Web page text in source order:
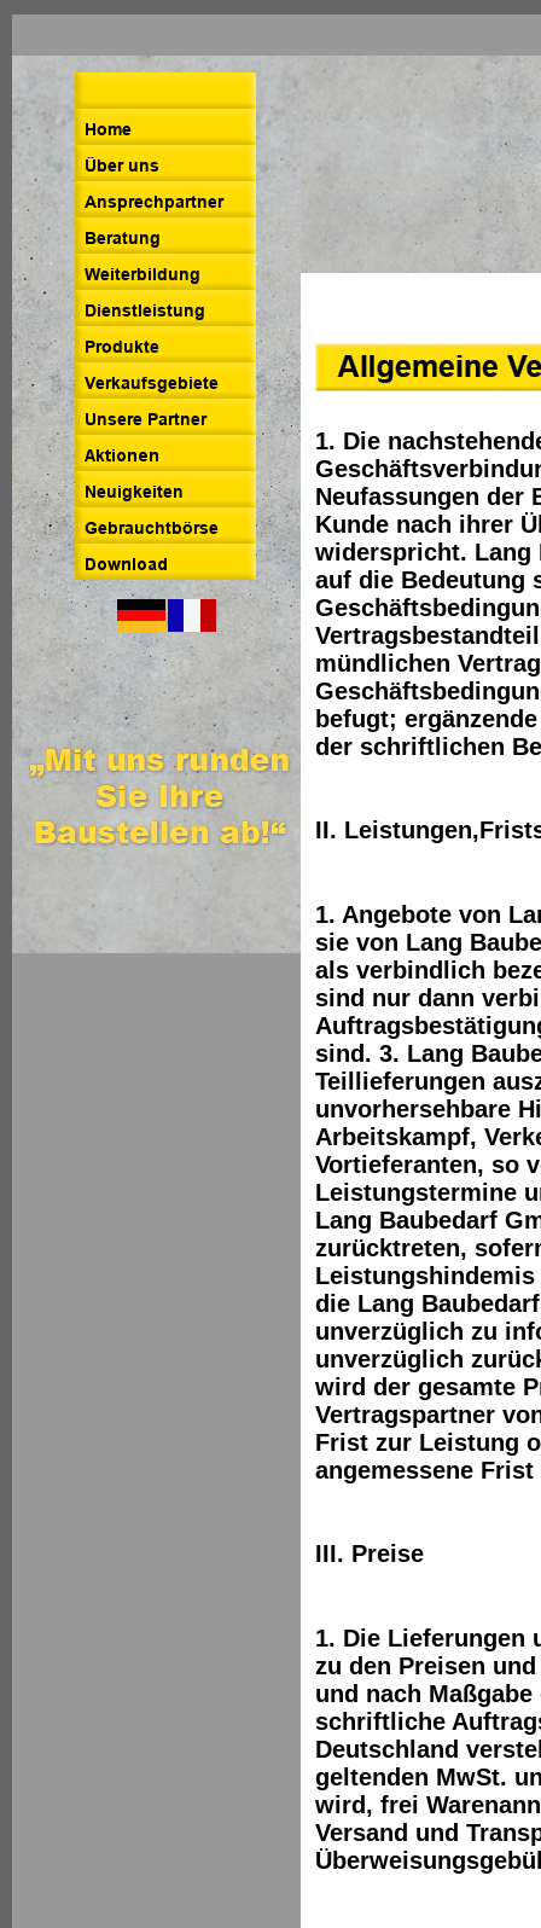
1. Die
Neufassungen der
Kunde nach ihrer
widerspricht. Lang
auf die Bedeutung
mündlichen
befugt;
der schriftlichen
II.
1. Angebote von
sie von Lang
als verbindlich
sind nur dann
sind. 3. Lang
Teillieferungen
unvorhersehbare
Arbeitskampf,
Vortieferanten, so
Leistungstermine
Lang Baubedarf
zurücktreten,
die Lang
unverzüglich zu
unverzüglich
wird der gesamte
Vertragspartner
Frist zur Leistung
angemessene
III. Preise
1. Die Lieferungen
zu den Preisen
und nach
schriftliche
Deutschland
geltenden MwSt.
wird, frei
Versand und